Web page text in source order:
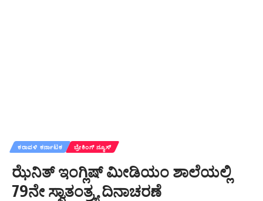
ಕರಾವಳಿ ಕರ್ನಾಟಕ ಬ್ರೇಕಿಂಗ್ ನ್ಯೂಸ್
ಝೆನಿತ್ ಇಂಗ್ಲಿಷ್ ಮೀಡಿಯಂ ಶಾಲೆಯಲ್ಲಿ
79ನೇ ಸ್ವಾತಂತ್ರ್ಯ ದಿನಾಚರಣೆ